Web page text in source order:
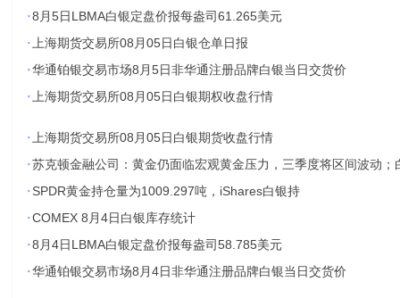
·8月5日LBMA白银定盘价报每盎司61.265美元
· 上海期货交易所08月05日白银仓单日报
·华通铂银交易市场8月5日非华通注册品牌白银当日交货价
· 上海期货交易所08月05日白银期权收盘行情
· 上海期货交易所08月05日白银期货收盘行情
·苏克顿金融公司：黄金仍面临宏观黄金压力，三季度将区间波动；
·SPDR黄金持仓量为1009.297吨，iShares白银持
·COMEX 8月4日白银库存统计
·8月4日LBMA白银定盘价报每盎司58.785美元
·华通铂银交易市场8月4日非华通注册品牌白银当日交货价